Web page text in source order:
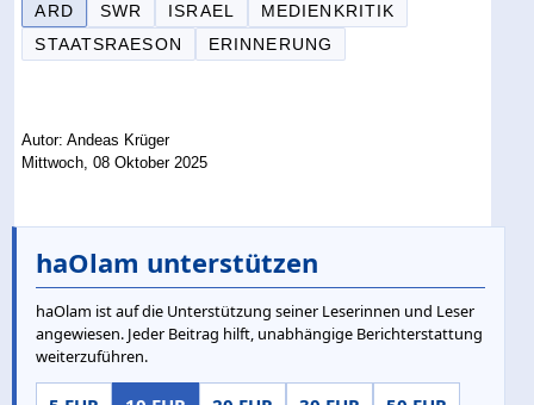
ARD SWR ISRAEL
MEDIENKRITIK
STAATSRAESON
ERINNERUNG
Autor: Andeas Krüger
Mittwoch, 08 Oktober 2025
haOlam unterstützen
haOlam ist auf die Unterstützung seiner Leserinnen und Leser
angewiesen. Jeder Beitrag hilft, unabhängige Berichterstattung
weiterzuführen.